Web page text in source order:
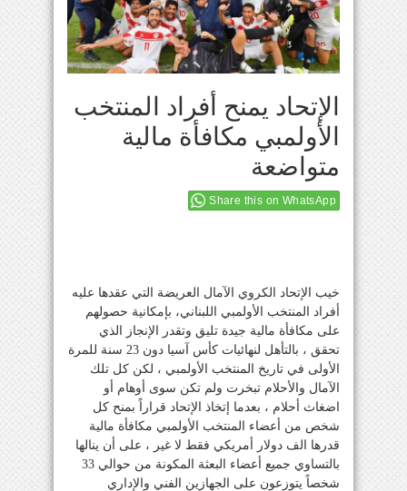
الإتحاد يمنح أفراد المنتخب
الأولمبي مكافأة مالية
متواضعة
Share this on WhatsApp
خيب الإتحاد الكروي الآمال العريضة التي عقدها عليه
أفراد المنتخب الأولمبي اللبناني، بإمكانية حصولهم
على مكافأة مالية جيدة تليق وتقدر الإنجاز الذي
تحقق ، بالتأهل لنهائيات كأس آسيا دون 23 سنة للمرة
الأولى في تاريخ المنتخب الأولمبي ، لكن كل تلك
الآمال والأحلام تبخرت ولم تكن سوى أوهام أو
اضغاث أحلام ، بعدما إتخاذ الإتحاد قراراً بمنح كل
شخص من أعضاء المنتخب الأولمبي مكافأة مالية
قدرها الف دولار أمريكي فقط لا غير ، على أن ينالها
بالتساوي جميع أعضاء البعثة المكونة من حوالي 33
شخصاً يتوزعون على الجهازين الفني والإداري